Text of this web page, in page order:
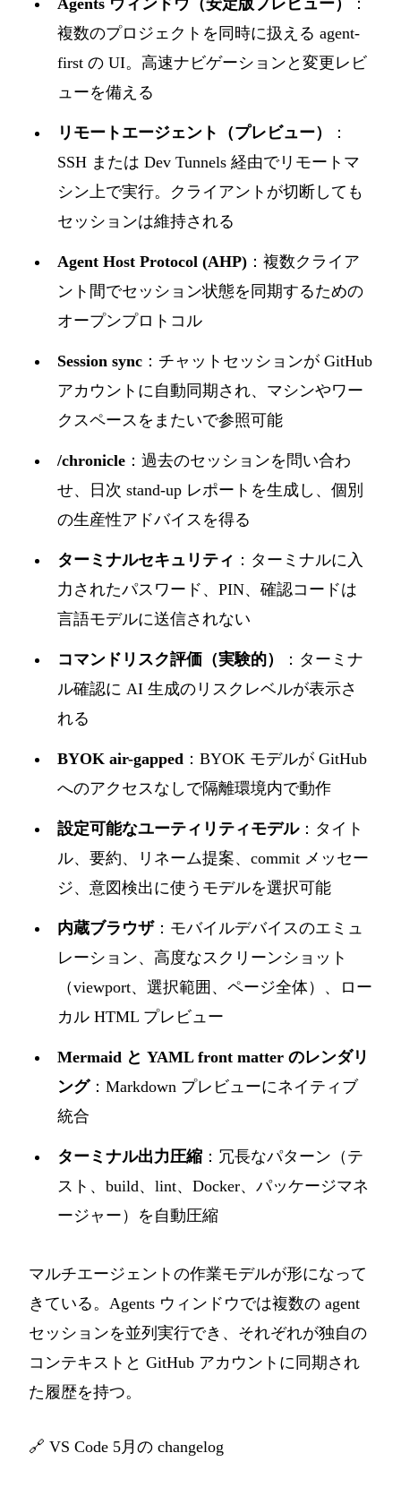
Agents ウィンドウ（安定版プレビュー）
：
複数のプロジェクトを同時に扱える agent-
first の UI。高速ナビゲーションと変更レビ
ューを備える
リモートエージェント（プレビュー）
：
SSH または Dev Tunnels 経由でリモートマ
シン上で実行。クライアントが切断しても
セッションは維持される
Agent Host Protocol (AHP) ：複数クライア
ント間でセッション状態を同期するための
オープンプロトコル
Session sync ：チャットセッションが GitHub
アカウントに自動同期され、マシンやワー
クスペースをまたいで参照可能
/chronicle ：過去のセッションを問い合わ
せ、日次 stand-up レポートを生成し、個別
の生産性アドバイスを得る
ターミナルセキュリティ ：ターミナルに入
力されたパスワード、PIN、確認コードは
言語モデルに送信されない
コマンドリスク評価（実験的）
：ターミナ
ル確認に AI 生成のリスクレベルが表示さ
れる
BYOK air-gapped ：BYOK モデルが GitHub
へのアクセスなしで隔離環境内で動作
設定可能なユーティリティモデル：タイト
ル、要約、リネーム提案、commit メッセー
ジ、意図検出に使うモデルを選択可能
内蔵ブラウザ：モバイルデバイスのエミュ
レーション、高度なスクリーンショット
（viewport、選択範囲、ページ全体）、ロー
カル HTML プレビュー
Mermaid と YAML front matter のレンダリ
ング：Markdown プレビューにネイティブ
統合
ターミナル出力圧縮 ：冗長なパターン（テ
スト、build、lint、Docker、パッケージマネ
ージャー）を自動圧縮
マルチエージェントの作業モデルが形になって
きている。Agents ウィンドウでは複数の agent
セッションを並列実行でき、それぞれが独自の
コンテキストと GitHub アカウントに同期され
た履歴を持つ。
🔗 VS Code 5月の changelog